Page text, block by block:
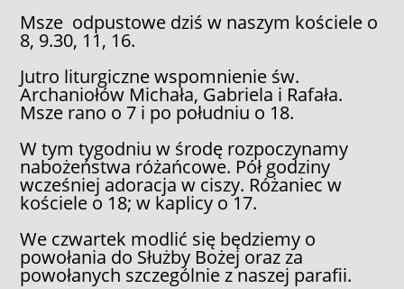
Msze odpustowe dziś w naszym kościele o
8, 9.30, 11, 16.
Jutro liturgiczne wspomnienie św.
Archaniołów Michała, Gabriela i Rafała.
Msze rano o 7 i po południu o 18.
W tym tygodniu w środę rozpoczynamy
nabożeństwa różańcowe. Pół godziny
wcześniej adoracja w ciszy. Różaniec w
kościele o 18; w kaplicy o 17.
We czwartek modlić się będziemy o
powołania do Służby Bożej oraz za
powołanych szczególnie z naszej parafii.